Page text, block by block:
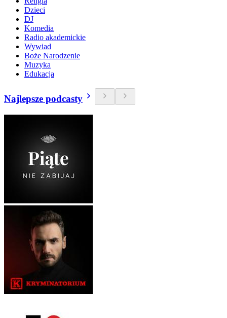
Dzieci
DJ
Komedia
Radio akademickie
Wywiad
Boże Narodzenie
Muzyka
Edukacja
Najlepsze podcasty